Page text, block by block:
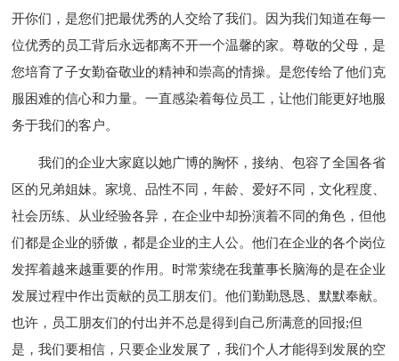
开你们，是您们把最优秀的人交给了我们。因为我们知道在每一
位优秀的员工背后永远都离不开一个温馨的家。尊敬的父母，是
您培育了子女勤奋敬业的精神和崇高的情操。是您传给了他们克
服困难的信心和力量。一直感染着每位员工，让他们能更好地服
务于我们的客户。
我们的企业大家庭以她广博的胸怀，接纳、包容了全国各省
区的兄弟姐妹。家境、品性不同，年龄、爱好不同，文化程度、
社会历练、从业经验各异，在企业中却扮演着不同的角色，但他
们都是企业的骄傲，都是企业的主人公。他们在企业的各个岗位
发挥着越来越重要的作用。时常萦绕在我董事长脑海的是在企业
发展过程中作出贡献的员工朋友们。他们勤勤恳恳、默默奉献。
也许，员工朋友们的付出并不总是得到自己所满意的回报;但
是，我们要相信，只要企业发展了，我们个人才能得到发展的空